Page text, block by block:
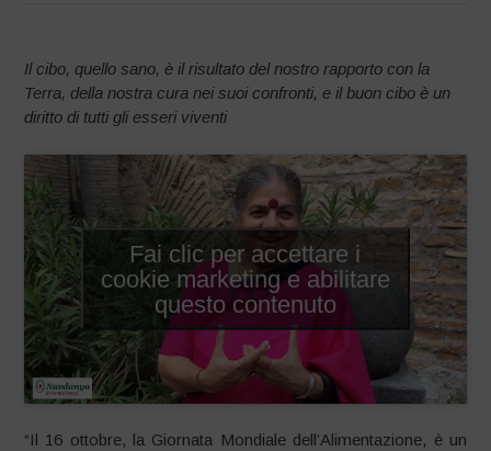
Il cibo, quello sano, è il risultato del nostro rapporto con la
Terra, della nostra cura nei suoi confronti, e il buon cibo è un
diritto di tutti gli esseri viventi
Fai clic per accettare i
cookie marketing e abilitare
questo contenuto
“Il 16 ottobre, la Giornata Mondiale dell’Alimentazione, è un